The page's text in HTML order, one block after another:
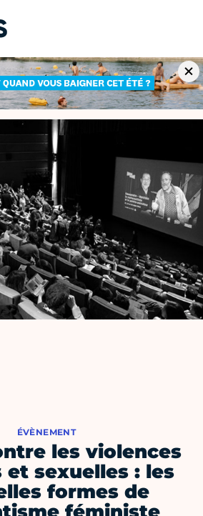
ÉVÈNEMENT
les violences
et sexuelles : les
formes de